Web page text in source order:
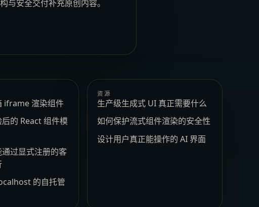
安全交付补充原创内容。
iframe 渲染组件
的 React 组件模
过显式注册的客
的自托管
资源
生产级生成式 UI 真正需要什么
如何保护流式组件渲染的安全性
设计用户真正能操作的 AI 界面